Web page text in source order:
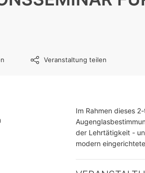
Veranstaltung teilen
Im Rahmen dieses
der Lehrtätigkeit -
modern